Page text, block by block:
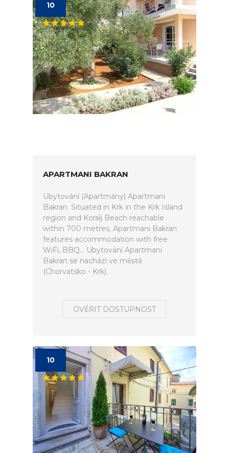
10
APARTMANI BAKRAN
Ubytování (Apartmány) Apartmani
Bakran. Situated in Krk in the Krk Island
region and Koralj Beach reachable
within 700 metres, Apartmani Bakran
features accommodation with free
WiFi, BBQ... Ubytování Apartmani
Bakran se nachází ve městě
(Chorvatsko - Krk).
OVĚŘIT DOSTUPNOST
10